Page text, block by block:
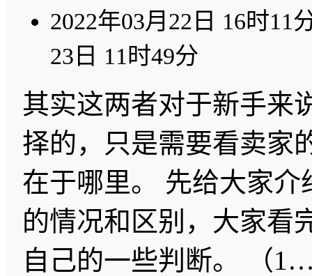
2022年03月22日 16时11
23日 11时49分
其实这两者对于新手来
择的，只是需要看卖家
在于哪里。 先给大家介
的情况和区别，大家看
自己的一些判断。 （